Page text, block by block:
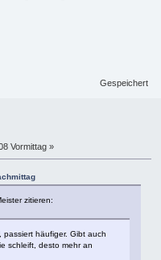
Gespeichert
Vormittag »
zitieren:
passiert häufiger. Gibt auch
schleift, desto mehr an